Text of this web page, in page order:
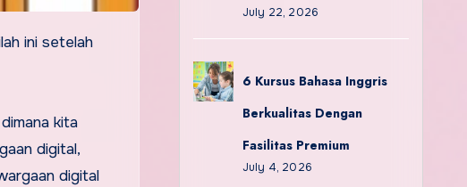
kita
digital,
digital
July 22, 2026
6 Kursus Bahasa Inggris
Berkualitas Dengan
Fasilitas Premium
July 4, 2026